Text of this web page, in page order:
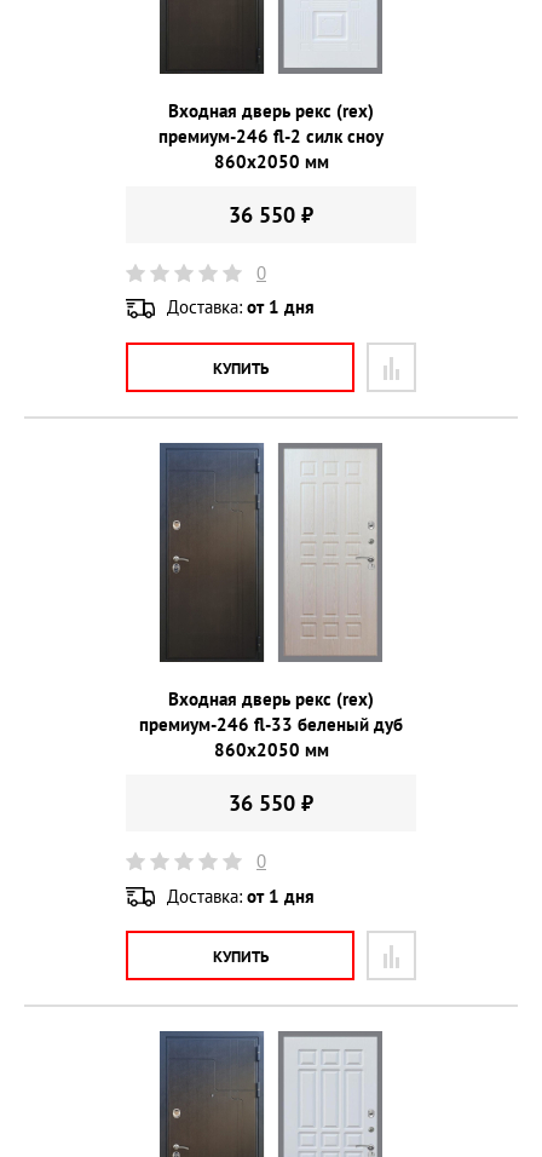
Входная дверь рекс (rex)
премиум-246 fl-2 силк сноу
860х2050 мм
36 550 ₽
0
Доставка: от 1 дня
КУПИТЬ
Входная дверь рекс (rex)
премиум-246 fl-33 беленый дуб
860х2050 мм
36 550 ₽
0
Доставка: от 1 дня
КУПИТЬ